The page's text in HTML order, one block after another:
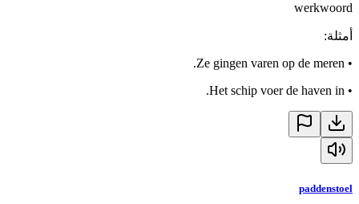
werkwoord
أمثلة:
•
Ze gingen varen op de meren.
•
Het schip voer de haven in.
paddenstoel